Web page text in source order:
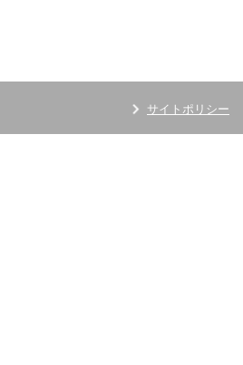
サイトポリシー